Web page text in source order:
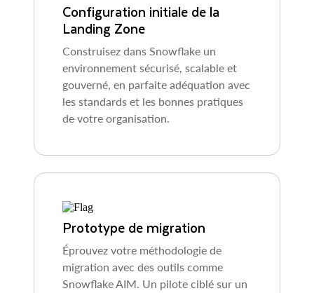
Configuration initiale de la
Landing Zone
Construisez dans Snowflake un
environnement sécurisé, scalable et
gouverné, en parfaite adéquation avec
les standards et les bonnes pratiques
de votre organisation.
Prototype de migration
Éprouvez votre méthodologie de
migration avec des outils comme
Snowflake AIM. Un pilote ciblé sur un